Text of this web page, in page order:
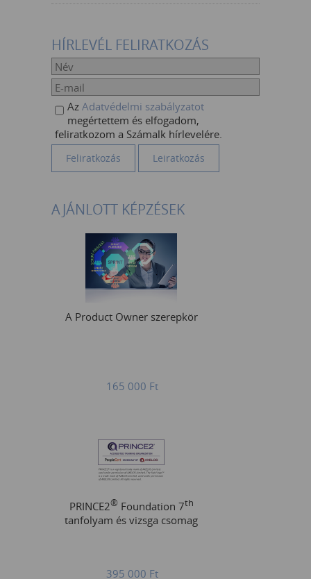
HÍRLEVÉL FELIRATKOZÁS
Az Adatvédelmi szabályzatot
megértettem és elfogadom,
feliratkozom a Számalk hírlevelére.
AJÁNLOTT KÉPZÉSEK
A Product Owner szerepkör
165 000 Ft
PRINCE2® Foundation 7th
tanfolyam és vizsga csomag
395 000 Ft